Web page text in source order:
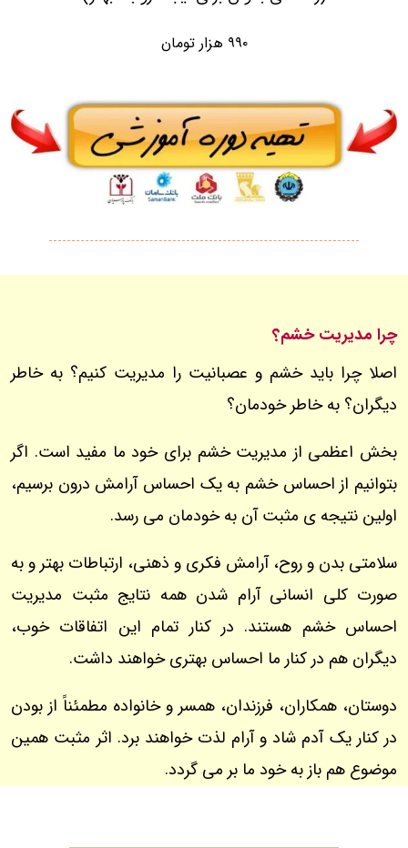
۹۹۰ هزار تومان
چرا مدیریت خشم؟
اصلا چرا باید خشم و عصبانیت را مدیریت کنیم؟ به خاطر
دیگران؟ به خاطر خودمان؟
بخش اعظمی از مدیریت خشم برای خود ما مفید است. اگر
بتوانیم از احساس خشم به یک احساس آرامش درون برسیم،
اولین نتیجه ی مثبت آن به خودمان می رسد.
سلامتی بدن و روح، آرامش فکری و ذهنی، ارتباطات بهتر و به
صورت کلی انسانی آرام شدن همه نتایج مثبت مدیریت
احساس خشم هستند. در کنار تمام این اتفاقات خوب،
دیگران هم در کنار ما احساس بهتری خواهند داشت.
دوستان، همکاران، فرزندان، همسر و خانواده مطمئناً از بودن
در کنار یک آدم شاد و آرام لذت خواهند برد. اثر مثبت همین
موضوع هم باز به خود ما بر می گردد.